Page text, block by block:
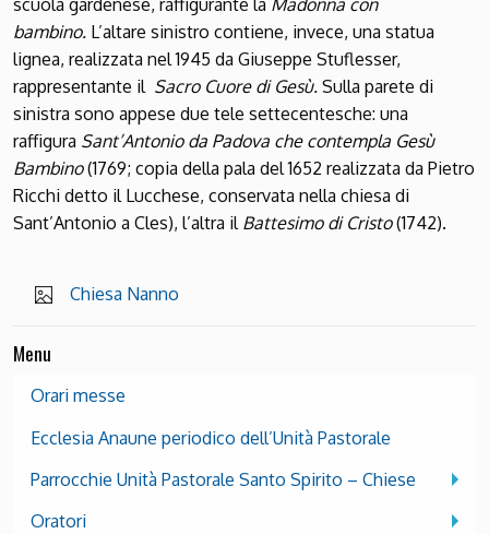
bambino. L’altare sinistro contiene, invece, una statua
lignea, realizzata nel 1945 da Giuseppe Stuflesser,
rappresentante il Sacro Cuore di Gesù. Sulla parete di
sinistra sono appese due tele settecentesche: una
raffigura Sant’Antonio da Padova che contempla Gesù
Bambino(1769; copia della pala del 1652 realizzata da Pietro
Ricchi detto il Lucchese, conservata nella chiesa di
Sant’Antonio a Cles), l’altra il Battesimo di Cristo(1742).
Chiesa Nanno
Menu
Orari messe
Ecclesia Anaune periodico dell’Unità Pastorale
Parrocchie Unità Pastorale Santo Spirito – Chiese
Oratori